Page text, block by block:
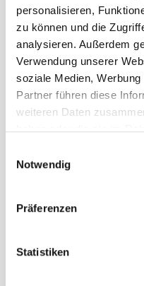
personalisieren,
zu können und die
analysieren. Außerdem
Verwendung unserer
soziale Medien,
Partner führen diese
weiteren Daten
haben oder die sie im
Notwendig
Präferenzen
Statistiken
Geschlecht
Größe
L XL